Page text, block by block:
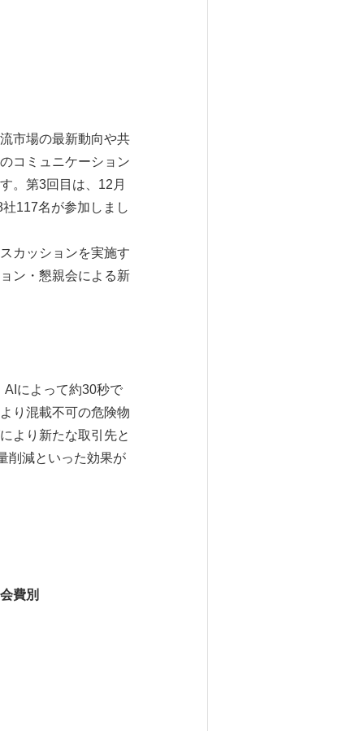
市場の最新動向や共
コミュニケーション
。第3回目は、12月
117名が参加しまし
カッションを実施す
ン・懇親会による新
によって約30秒で
り混載不可の危険物
より新たな取引先と
削減といった効果が
費別